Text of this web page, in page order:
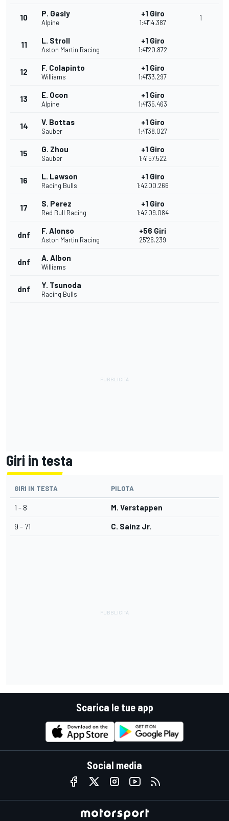
10 P. Gasly
Alpine
+1 Giro
1:41'14.387
1
11 L. Stroll
Aston Martin Racing
+1 Giro
1:41'20.872
12 F. Colapinto
Williams
+1 Giro
1:41'33.297
13 E. Ocon
Alpine
+1 Giro
1:41'35.463
14 V. Bottas
Sauber
+1 Giro
1:41'38.027
15 G. Zhou
Sauber
+1 Giro
1:41'57.522
16 L. Lawson
Racing Bulls
+1 Giro
1:42'00.266
17 S. Perez
Red Bull Racing
+1 Giro
1:42'09.084
dnf F. Alonso
Aston Martin Racing
+56 Giri
25'26.239
dnf A. Albon
Williams
dnf Y. Tsunoda
Racing Bulls
Giri in testa
GIRI IN TESTA PILOTA
1 - 8 M. Verstappen
9 - 71 C. Sainz Jr.
Scarica le tue app
Social media